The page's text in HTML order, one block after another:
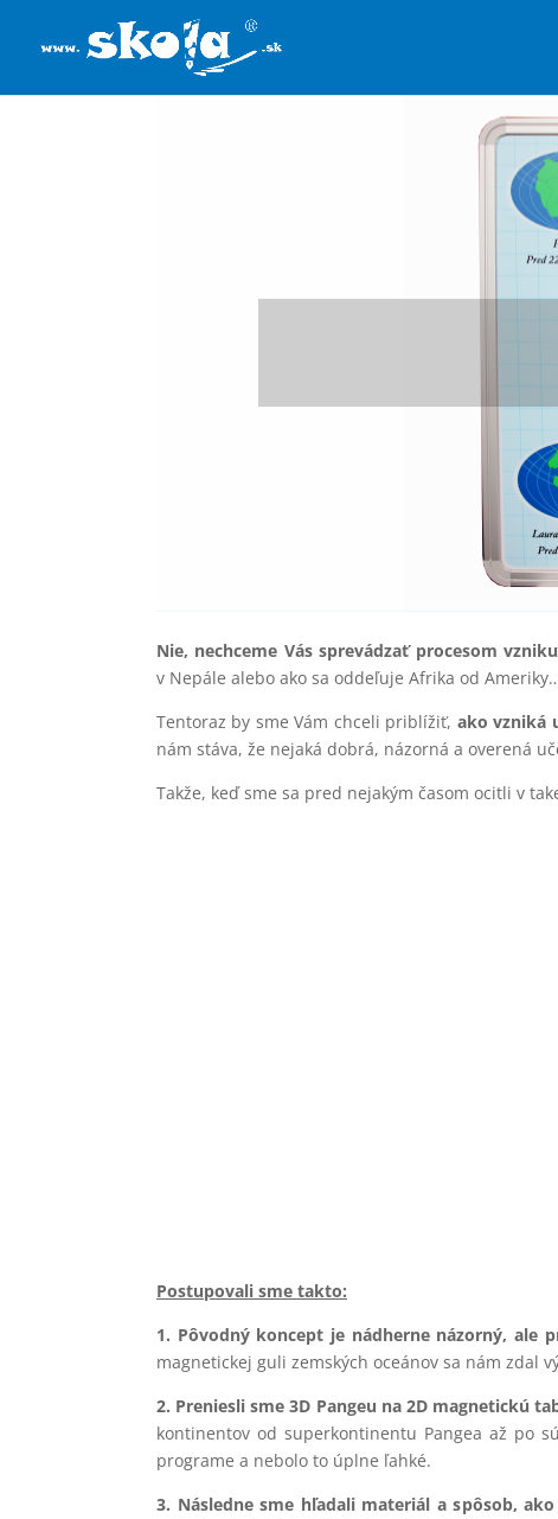
Nie, nechceme Vás sprevádzať procesom
v Nepále alebo ako sa oddeľuje Afrika od
Tentoraz by sme Vám chceli priblížiť, ako vzniká
nám stáva, že nejaká dobrá, názorná a overená
Takže, keď sme sa pred nejakým časom ocitli v
Postupovali sme takto:
1. Pôvodný koncept je nádherne názorný, ale
magnetickej guli zemských oceánov sa nám zdal
2. Preniesli sme 3D Pangeu na 2D magnetickú
kontinentov od superkontinentu Pangea až po
programe a nebolo to úplne ľahké.
3. Následne sme hľadali materiál a spôsob,